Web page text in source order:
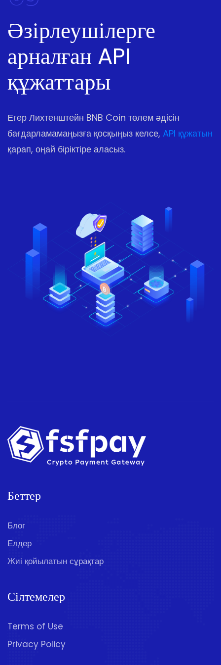
Әзірлеушілерге
арналған API
құжаттары
Егер Лихтенштейн BNB Coin төлем әдісін
бағдарламамаңызға қосқыңыз келсе, API құжатын
қарап, оңай біріктіре аласыз.
Беттер
Блог
Елдер
Жиі қойылатын сұрақтар
Сілтемелер
Terms of Use
Privacy Policy